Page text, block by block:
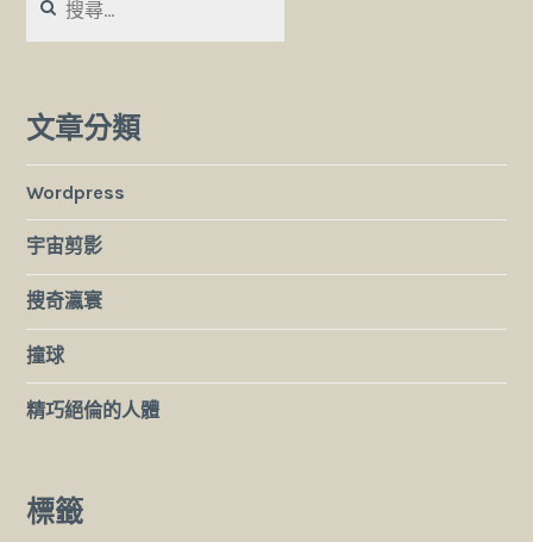
尋
文章分類
Wordpress
宇宙剪影
搜奇瀛寰
撞球
精巧絕倫的人體
標籤